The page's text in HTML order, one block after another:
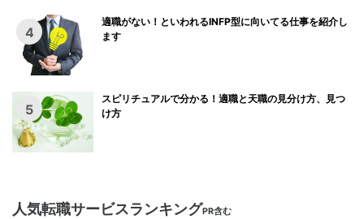
4
適職がない！といわれるINFP型に向いてる仕事を紹介し
ます
5
スピリチュアルで分かる！適職と天職の見分け方、見つ
け方
人気転職サービスランキングPR含む